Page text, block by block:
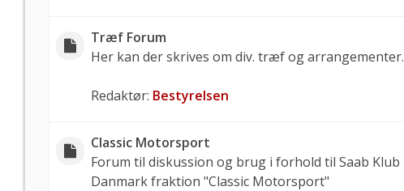
Træf Forum
Her kan der skrives om div. træf og arrangementer.
Redaktør: Bestyrelsen
Classic Motorsport
Forum til diskussion og brug i forhold til Saab Klub
Danmark fraktion "Classic Motorsport"